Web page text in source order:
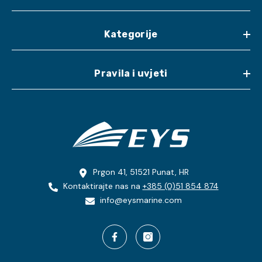
Kategorije
Pravila i uvjeti
Prgon 41, 51521 Punat, HR
Kontaktirajte nas na +385 (0)51 854 874
info@eysmarine.com